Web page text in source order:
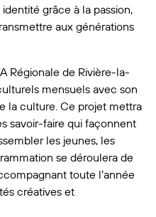
grâce à la passion,
aux générations
Régionale de Rivière-la-
mensuels avec son
la culture. Ce projet mettra
savoir-faire qui façonnent
les jeunes, les
se déroulera de
toute l’année
créatives et